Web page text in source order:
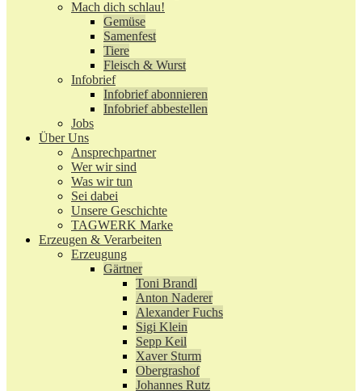
Mach dich schlau!
Gemüse
Samenfest
Tiere
Fleisch & Wurst
Infobrief
Infobrief abonnieren
Infobrief abbestellen
Jobs
Über Uns
Ansprechpartner
Wer wir sind
Was wir tun
Sei dabei
Unsere Geschichte
TAGWERK Marke
Erzeugen & Verarbeiten
Erzeugung
Gärtner
Toni Brandl
Anton Naderer
Alexander Fuchs
Sigi Klein
Sepp Keil
Xaver Sturm
Obergrashof
Johannes Rutz